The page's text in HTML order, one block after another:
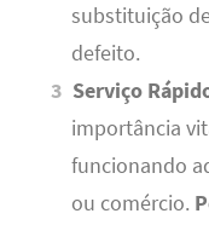
substituição
defeito.
Serviço
importância
funcionando
ou comércio.